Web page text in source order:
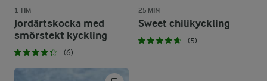
1 TIM
Jordärtskocka med
smörstekt kyckling
(6)
25 MIN
Sweet chilikyckling
(5)